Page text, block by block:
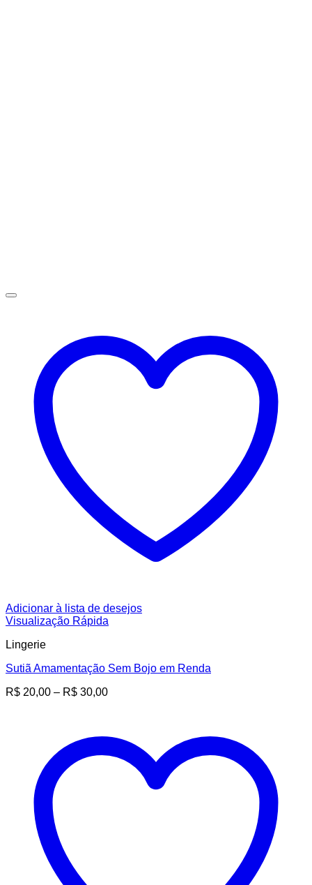
Adicionar à lista de desejos
Visualização Rápida
Lingerie
Sutiã Amamentação Sem Bojo em Renda
R$ 20,00 – R$ 30,00Faixa
através
R$ 30,00